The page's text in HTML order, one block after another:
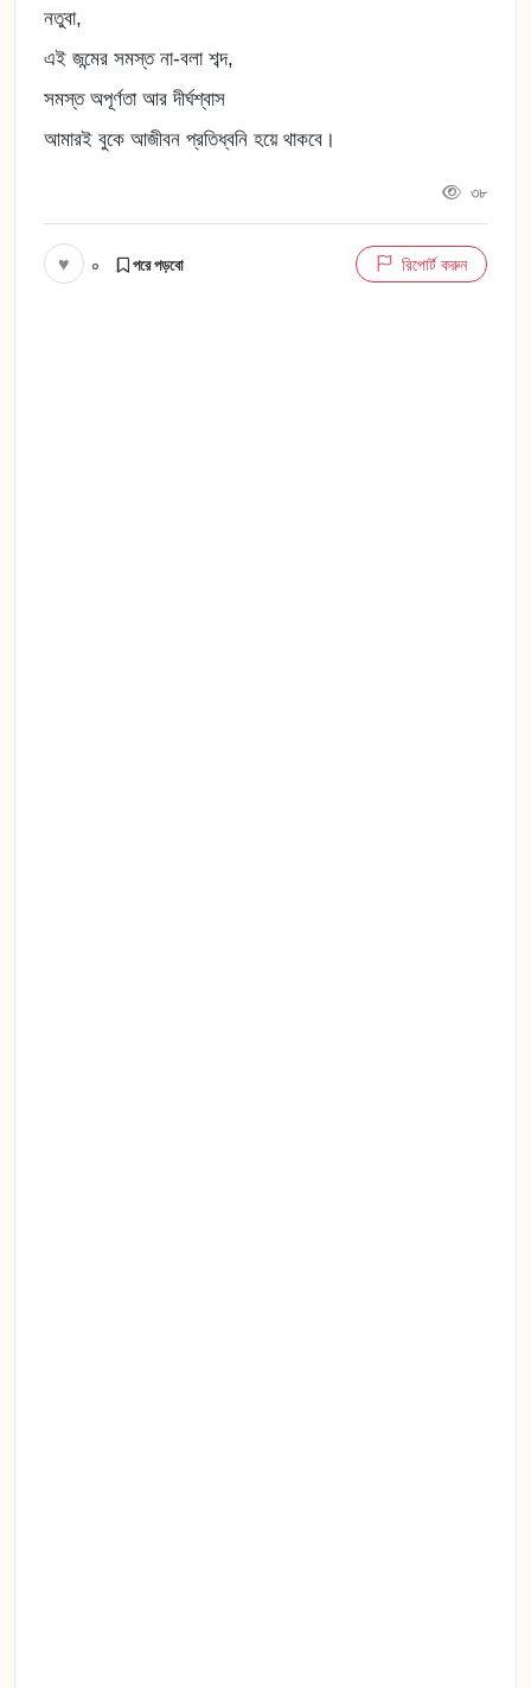
নতুবা,
এই জন্মের সমস্ত না-বলা শব্দ,
সমস্ত অপূর্ণতা আর দীর্ঘশ্বাস
আমারই বুকে আজীবন প্রতিধ্বনি হয়ে থাকবে।
৩৮
♥ ০ পরে পড়বো রিপোর্ট করুন